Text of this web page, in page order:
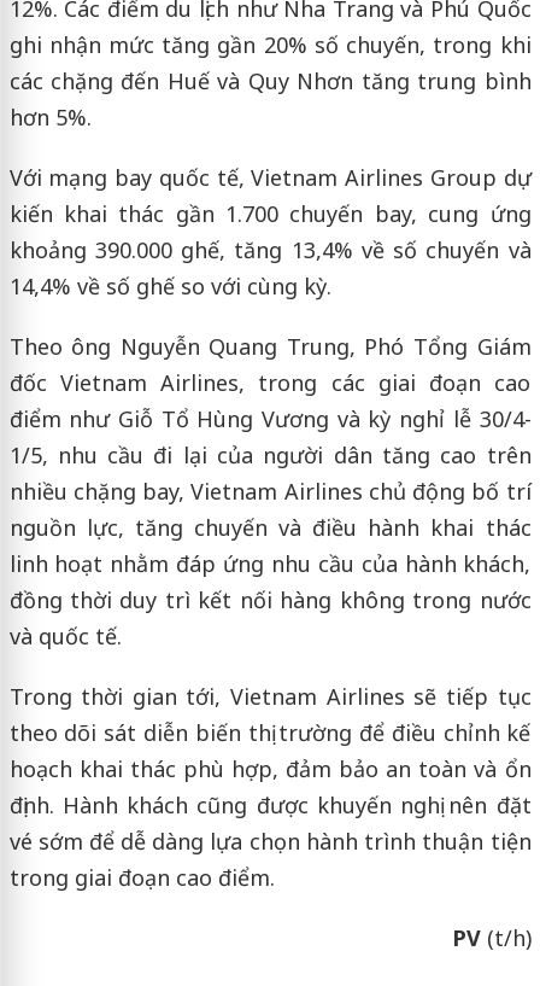
12%. Các điểm du lịch như Nha Trang và Phú Quốc
ghi nhận mức tăng gần 20% số chuyến, trong khi
các chặng đến Huế và Quy Nhơn tăng trung bình
hơn 5%.
Với mạng bay quốc tế, Vietnam Airlines Group dự
kiến khai thác gần 1.700 chuyến bay, cung ứng
khoảng 390.000 ghế, tăng 13,4% về số chuyến và
14,4% về số ghế so với cùng kỳ.
Theo ông Nguyễn Quang Trung, Phó Tổng Giám
đốc Vietnam Airlines, trong các giai đoạn cao
điểm như Giỗ Tổ Hùng Vương và kỳ nghỉ lễ 30/4-
1/5, nhu cầu đi lại của người dân tăng cao trên
nhiều chặng bay, Vietnam Airlines chủ động bố trí
nguồn lực, tăng chuyến và điều hành khai thác
linh hoạt nhằm đáp ứng nhu cầu của hành khách,
đồng thời duy trì kết nối hàng không trong nước
và quốc tế.
Trong thời gian tới, Vietnam Airlines sẽ tiếp tục
theo dõi sát diễn biến thị trường để điều chỉnh kế
hoạch khai thác phù hợp, đảm bảo an toàn và ổn
định. Hành khách cũng được khuyến nghị nên đặt
vé sớm để dễ dàng lựa chọn hành trình thuận tiện
trong giai đoạn cao điểm.
PV(t/h)